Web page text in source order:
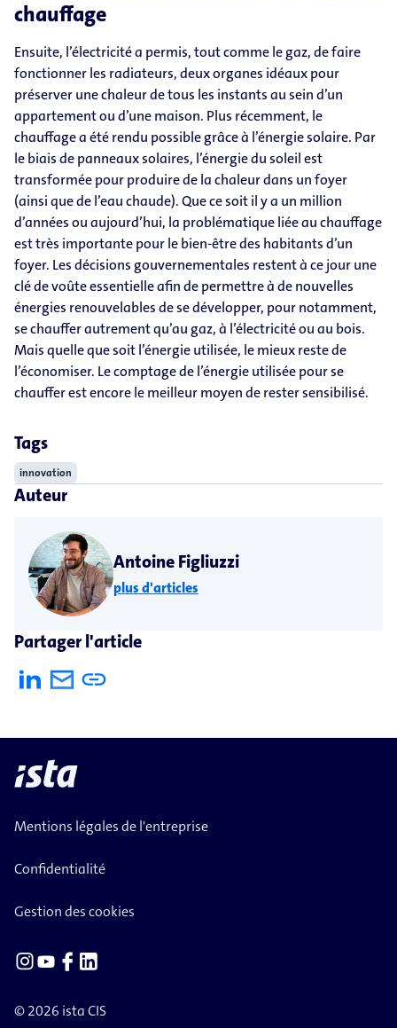
chauffage
Ensuite, l’électricité a permis, tout comme le gaz, de faire
fonctionner les radiateurs, deux organes idéaux pour
préserver une chaleur de tous les instants au sein d’un
appartement ou d’une maison. Plus récemment, le
chauffage a été rendu possible grâce à l’énergie solaire. Par
le biais de panneaux solaires, l’énergie du soleil est
transformée pour produire de la chaleur dans un foyer
(ainsi que de l’eau chaude). Que ce soit il y a un million
d’années ou aujourd’hui, la problématique liée au chauffage
est très importante pour le bien-être des habitants d’un
foyer. Les décisions gouvernementales restent à ce jour une
clé de voûte essentielle afin de permettre à de nouvelles
énergies renouvelables de se développer, pour notamment,
se chauffer autrement qu’au gaz, à l’électricité ou au bois.
Mais quelle que soit l’énergie utilisée, le mieux reste de
l’économiser. Le comptage de l’énergie utilisée pour se
chauffer est encore le meilleur moyen de rester sensibilisé.
Tags
innovation
Auteur
Antoine Figliuzzi
plus d'articles
Partager l'article
Mentions légales de l'entreprise
Confidentialité
Gestion des cookies
© 2026 ista CIS